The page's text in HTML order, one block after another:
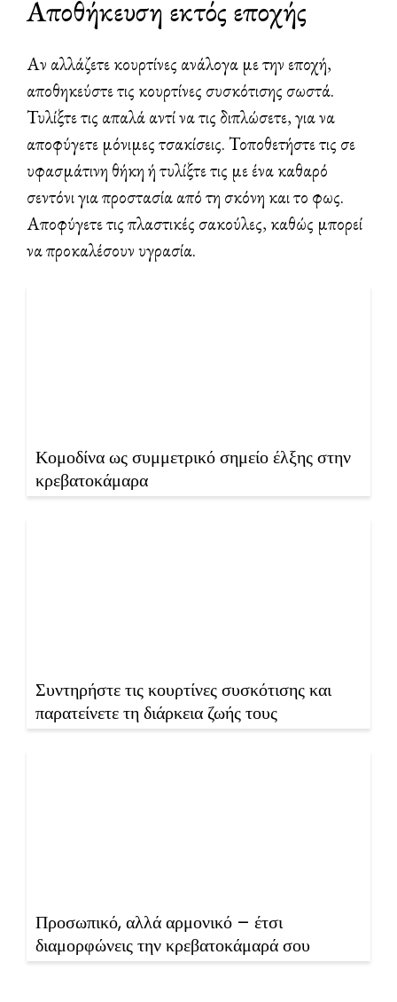
Αποθήκευση εκτός εποχής
Αν αλλάζετε κουρτίνες ανάλογα με την εποχή,
αποθηκεύστε τις κουρτίνες συσκότισης σωστά.
Τυλίξτε τις απαλά αντί να τις διπλώσετε, για να
αποφύγετε μόνιμες τσακίσεις. Τοποθετήστε τις σε
υφασμάτινη θήκη ή τυλίξτε τις με ένα καθαρό
σεντόνι για προστασία από τη σκόνη και το φως.
Αποφύγετε τις πλαστικές σακούλες, καθώς μπορεί
να προκαλέσουν υγρασία.
Κομοδίνα ως συμμετρικό σημείο έλξης στην
κρεβατοκάμαρα
Συντηρήστε τις κουρτίνες συσκότισης και
παρατείνετε τη διάρκεια ζωής τους
Προσωπικό, αλλά αρμονικό – έτσι
διαμορφώνεις την κρεβατοκάμαρά σου